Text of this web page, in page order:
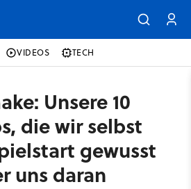
VIDEOS TECH
Unsere 10
die wir selbst
gewusst
uns daran